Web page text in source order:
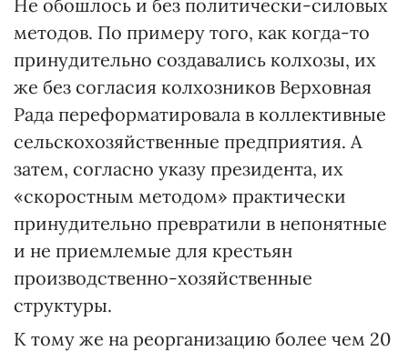
Не обошлось и без политически-силовых
методов. По примеру того, как когда-то
принудительно создавались колхозы, их
же без согласия колхозников Верховная
Рада переформатировала в коллективные
сельскохозяйственные предприятия. А
затем, согласно указу президента, их
«скоростным методом» практически
принудительно превратили в непонятные
и не приемлемые для крестьян
производственно-хозяйственные
структуры.
К тому же на реорганизацию более чем 20